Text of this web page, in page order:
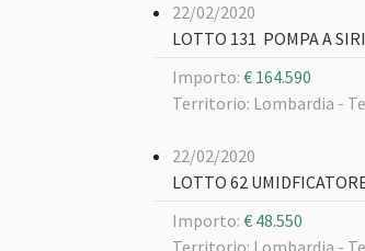
22/02/2020
LOTTO 131 POMPA A
Importo: € 164.590
Territorio: Lombardia -
22/02/2020
LOTTO 62
Importo: € 48.550